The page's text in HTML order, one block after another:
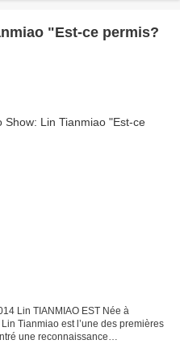
"Est-ce permis?
Lin TIANMIAO EST Née à
Tianmiao est l’une des premières
une reconnaissance